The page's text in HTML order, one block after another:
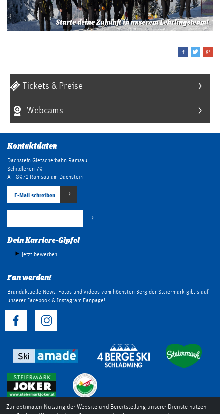
Tickets & Preise
Webcams
Kontaktdaten
Dachstein Gletscherbahn Ramsau
Schildlehen 79
A - 8972 Ramsau am Dachstein
E-Mail schreiben
Dein Karriere-Gipfel
Jetzt bewerben
Fan werden!
Brandaktuelle News, Fotos und Videos vom höchsten Berg der Steiermark gibt's auf
unserer Facebook & Instagram Fanpage!
Zur optimalen Nutzung der Website und Bereitstellung unserer Dienste nutzen